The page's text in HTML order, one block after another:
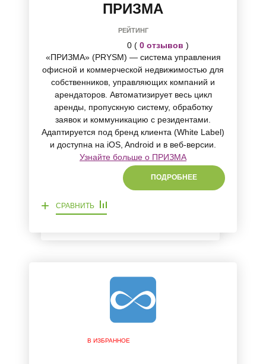
ПРИЗМА
РЕЙТИНГ
0 ( 0 отзывов )
«ПРИЗМА» (PRYSM) — система управления
офисной и коммерческой недвижимостью для
собственников, управляющих компаний и
арендаторов. Автоматизирует весь цикл
аренды, пропускную систему, обработку
заявок и коммуникацию с резидентами.
Адаптируется под бренд клиента (White Label)
и доступна на iOS, Android и в веб-версии.
Узнайте больше о ПРИЗМА
ПОДРОБНЕЕ
+ СРАВНИТЬ
В ИЗБРАННОЕ